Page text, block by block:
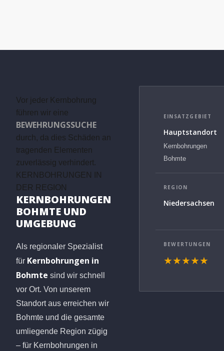
Vor jeder Kernbohrung
führen wir eine
BEWEHRUNGSSUCHE
durch, da dies Schäden an
tragenden Elementen
zuverlässig verhindert.
KERNBOHRUNGEN IN
DER REGION
KERNBOHRUNGEN
BOHMTE UND
UMGEBUNG
Als regionaler Spezialist
für Kernbohrungen in
Bohmte sind wir schnell
vor Ort. Von unserem
Standort aus erreichen wir
Bohmte und die gesamte
umliegende Region zügig
– für Kernbohrungen in
EINSATZGEBIET
Hauptstandort
Kernbohrungen
Bohmte
REGION
Niedersachsen
BEWERTUNGEN
★★★★★